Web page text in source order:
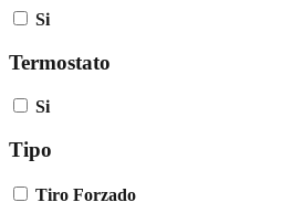
Si
Termostato
Si
Tipo
Tiro Forzado